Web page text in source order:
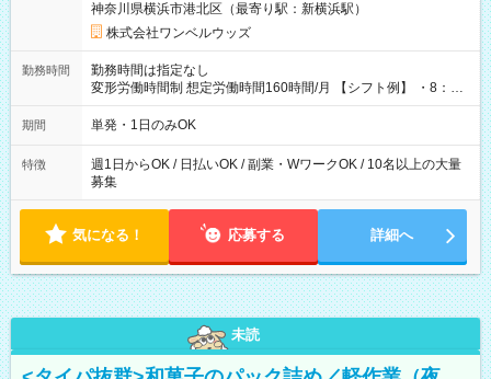
神奈川県横浜市港北区（最寄り駅：新横浜駅）
株式会社ワンベルウッズ
勤務時間
勤務時間は指定なし
変形労働時間制 想定労働時間160時間/月 【シフト例】 ・8：00
～21：00
期間 単発・1日のみOK
特徴
週1日からOK / 日払いOK / 副業・WワークOK / 10名以上の大量
募集
気になる！ 応募する 詳細へ
未読